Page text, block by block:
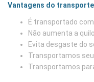
Vantagens do
É transportado
Não aumenta a
Evita desgaste do
Transportamos
Transportamos